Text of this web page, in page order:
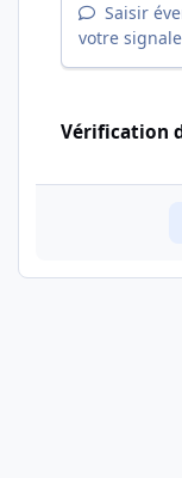
Saisir
votre
Vérification